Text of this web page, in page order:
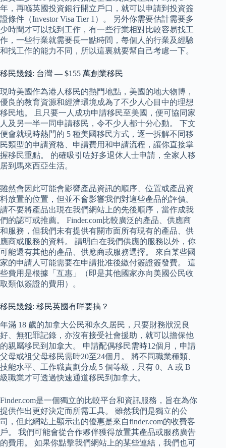
年，再喺英國投資銀行開立戶口，就可以申請到投資簽
證條件（Investor Visa Tier 1）。 另外你需要估計需要多
少時間才可以找到工作，有一些行業相對比較容易找工
作，一些行業就需要長一點時間，每個人的行業及經驗
和找工作的能力不同，所以這裏就要幫自己考慮一下。
移民幾錢: 台灣 — $155 萬創業移民
現時美國作為港人移民的熱門地點，美國的地大物博，
優良的教育資源和經濟環境成為了不少人心目中的理想
移民地。 且只要一人成功申請移民至美國，便可協同家
人及另一半一同申請移民，令不少人都十分心動。 下文
便會就現時熱門的 5 種美國移民方式，逐一拆解不同移
民類型的申請資格、申請費用和申請流程，讓你直接掌
握移民重點。 的確吸引咗好多退休人士申請，全家人移
居到馬來西亞生活。
雖然會因此可能會影響產品資訊的順序、位置或產品資
料放置的位置，但並不會影響我們對這些產品的評價。
請不要將產品出現在我們網站上的先後順序，當作成我
們的認可或推薦。 Finder.com比較廣泛的產品、供應商
和服務，但我們未有提供有關市面所有現有的產品、供
應商或服務的資料。 請明白在我們供應的服務以外，你
可能還有其他的產品、供應商或服務選擇。 來自某些國
家的申請人可能需要在申請批准後繳付簽證簽發費。 這
些費用是根據「互惠」（即是其他國家亦向美國公民收
取類似簽證的費用）。
移民幾錢: 移民英國有咩要搞？
年滿 18 歲的加拿大公民和永久居民，只要財務狀況良
好、無犯罪記錄，亦沒有接受社會援助，就可以擔保他
的親屬移民到加拿大。 申請配偶移民需時12個月，申請
父母或祖父母移民需時20至24個月。 將不同職業種類、
技能水平、工作職責劃分成 5 個等級，只有 0、A 或 B
級職業才可透過快速通道移民到加拿大。
Finder.com是一個獨立的比較平台和資訊服務，旨在為你
提供作出更好決定而所需工具。 雖然我們是獨立的公
司，但此網站上顯示出的優惠是來自finder.com的收費客
戶。 我們可能會從合作夥伴獲得放置其產品或服務廣告
的費用。 如果你點擊我們網站上的某些連結，我們也可